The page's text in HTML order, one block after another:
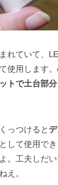
れていて、
使用します。
トで土台部
っつけると
して使用で
。工夫しだ
え。